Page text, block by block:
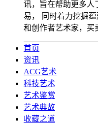
讯，旨在帮助更多人
易， 同时着力挖掘
和创作者艺术家，买
首页
资讯
ACG艺术
科技艺术
艺术鉴赏
艺术典故
收藏之道